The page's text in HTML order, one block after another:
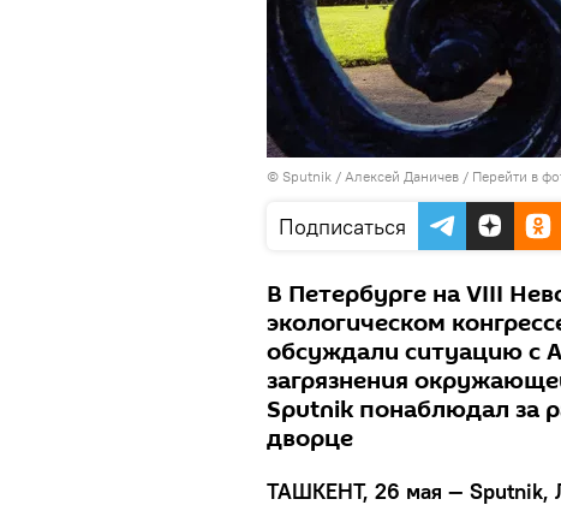
© Sputnik / Алексей Даничев / Перейти в
Подписаться
В Петербурге на VIII
экологическом
обсуждали ситуацию с
загрязнения
Sputnik понаблюдал за
дворце
ТАШКЕНТ, 26 мая — Sputnik,